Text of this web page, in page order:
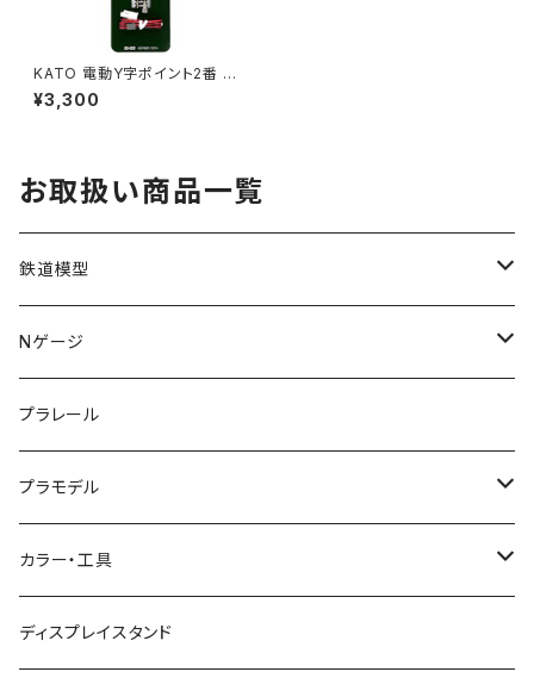
KATO 電動Y字ポイント2番 20
-222 Nゲージ 鉄道模型 検R
（新品 在庫品）
¥3,300
お取扱い商品一覧
鉄道模型
KATO (N)
TOMIX (N)
マイクロエース (N)
グリーンマックス (N)
その他メーカー (N)
Nゲージ
車両
入門セット
レール
ストラクチャー
プラレール
プラモデル
ガンプラ
PG
カーモデル（車プラモ）
カラー・工具
工具（ツール）
ディスプレイスタンド